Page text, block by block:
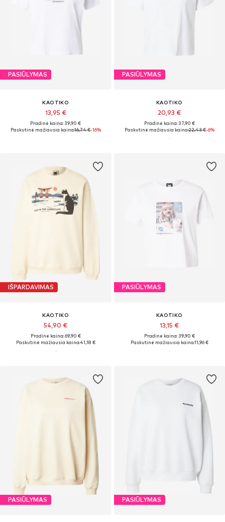
PASIŪLYMAS
KAOTIKO
13,95 €
Pradinė kaina: 39,90 €
Paskutinė mažiausia kaina:16,74 €-16%
PASIŪLYMAS
KAOTIKO
20,93 €
Pradinė kaina: 37,90 €
Paskutinė mažiausia kaina:22,43 €-6%
IŠPARDAVIMAS
KAOTIKO
54,90 €
Pradinė kaina: 69,90 €
Paskutinė mažiausia kaina:41,18 €
PASIŪLYMAS
KAOTIKO
13,15 €
Pradinė kaina: 39,90 €
Paskutinė mažiausia kaina:11,96 €
PASIŪLYMAS PASIŪLYMAS